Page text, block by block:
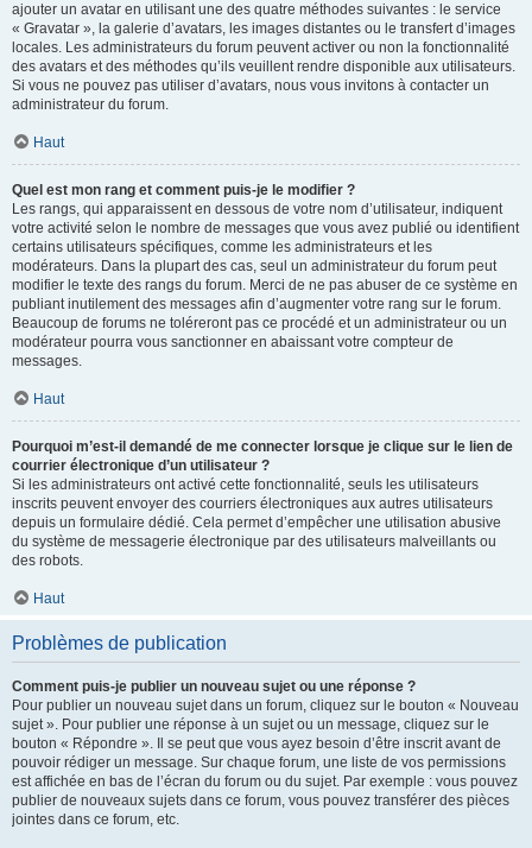
ajouter un avatar en utilisant une des quatre méthodes suivantes : le service
« Gravatar », la galerie d’avatars, les images distantes ou le transfert d’images
locales. Les administrateurs du forum peuvent activer ou non la fonctionnalité
des avatars et des méthodes qu’ils veuillent rendre disponible aux utilisateurs.
Si vous ne pouvez pas utiliser d’avatars, nous vous invitons à contacter un
administrateur du forum.
Haut
Quel est mon rang et comment puis-je le modifier ?
Les rangs, qui apparaissent en dessous de votre nom d’utilisateur, indiquent
votre activité selon le nombre de messages que vous avez publié ou identifient
certains utilisateurs spécifiques, comme les administrateurs et les
modérateurs. Dans la plupart des cas, seul un administrateur du forum peut
modifier le texte des rangs du forum. Merci de ne pas abuser de ce système en
publiant inutilement des messages afin d’augmenter votre rang sur le forum.
Beaucoup de forums ne toléreront pas ce procédé et un administrateur ou un
modérateur pourra vous sanctionner en abaissant votre compteur de
messages.
Haut
Pourquoi m’est-il demandé de me connecter lorsque je clique sur le lien de
courrier électronique d’un utilisateur ?
Si les administrateurs ont activé cette fonctionnalité, seuls les utilisateurs
inscrits peuvent envoyer des courriers électroniques aux autres utilisateurs
depuis un formulaire dédié. Cela permet d’empêcher une utilisation abusive
du système de messagerie électronique par des utilisateurs malveillants ou
des robots.
Haut
Problèmes de publication
Comment puis-je publier un nouveau sujet ou une réponse ?
Pour publier un nouveau sujet dans un forum, cliquez sur le bouton « Nouveau
sujet ». Pour publier une réponse à un sujet ou un message, cliquez sur le
bouton « Répondre ». Il se peut que vous ayez besoin d’être inscrit avant de
pouvoir rédiger un message. Sur chaque forum, une liste de vos permissions
est affichée en bas de l’écran du forum ou du sujet. Par exemple : vous pouvez
publier de nouveaux sujets dans ce forum, vous pouvez transférer des pièces
jointes dans ce forum, etc.